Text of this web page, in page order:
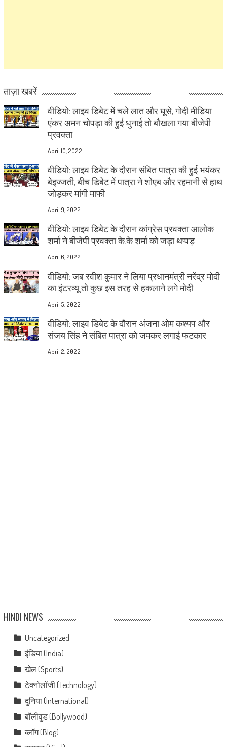
ताज़ा खबरें
वीडियो: लाइव डिबेट में चले लात और घूसे, गोदी मीडिया
एंकर अमन चोपड़ा की हुई धुनाई तो बौखला गया बीजेपी
प्रवक्ता
April 10, 2022
वीडियो: लाइव डिबेट के दौरान संबित पात्रा की हुई भयंकर
बेइज्जती, बीच डिबेट में पात्रा ने शोएब और रहमानी से हाथ
जोड़कर मांगी माफी
April 9, 2022
वीडियो: लाइव डिबेट के दौरान कांग्रेस प्रवक्ता आलोक
शर्मा ने बीजेपी प्रवक्ता के.के शर्मा को जड़ा थप्पड़
April 6, 2022
वीडियो: जब रवीश कुमार ने लिया प्रधानमंत्री नरेंद्र मोदी
का इंटरव्यू तो कुछ इस तरह से हकलाने लगे मोदी
April 5, 2022
वीडियो: लाइव डिबेट के दौरान अंजना ओम कश्यप और
संजय सिंह ने संबित पात्रा को जमकर लगाई फटकार
April 2, 2022
HINDI NEWS
Uncategorized
इंडिया (India)
खेल (Sports)
टेक्नोलॉजी (Technology)
दुनिया (International)
बॉलीवुड (Bollywood)
ब्लॉग (Blog)